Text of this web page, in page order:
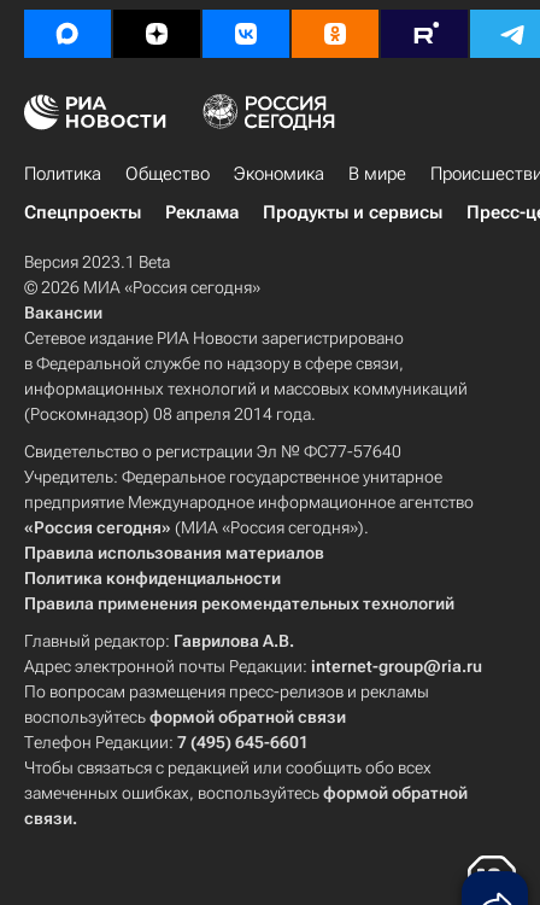
Политика Общество Экономика В мире
Спецпроекты
Реклама Продукты и сервисы Пресс-
Версия 2023.1 Beta
© 2026 МИА «Россия сегодня»
Вакансии
Сетевое издание РИА Новости зарегистрировано
в Федеральной службе по надзору в сфере связи,
информационных технологий и массовых коммуникаций
(Роскомнадзор) 08 апреля 2014 года.
Свидетельство о регистрации Эл № ФС77-57640
Учредитель: Федеральное государственное унитарное
предприятие Международное информационное агентство
«Россия сегодня» (МИА «Россия сегодня»).
Правила использования материалов
Политика конфиденциальности
Правила применения рекомендательных технологий
Главный редактор: Гаврилова А.В.
Адрес электронной почты Редакции: internet-group@ria.ru
По вопросам размещения пресс-релизов и рекламы
воспользуйтесьформой обратной связи
Телефон Редакции: 7 (495) 645-6601
Чтобы связаться с редакцией или сообщить обо всех
замеченных ошибках, воспользуйтесьформой обратной
связи.